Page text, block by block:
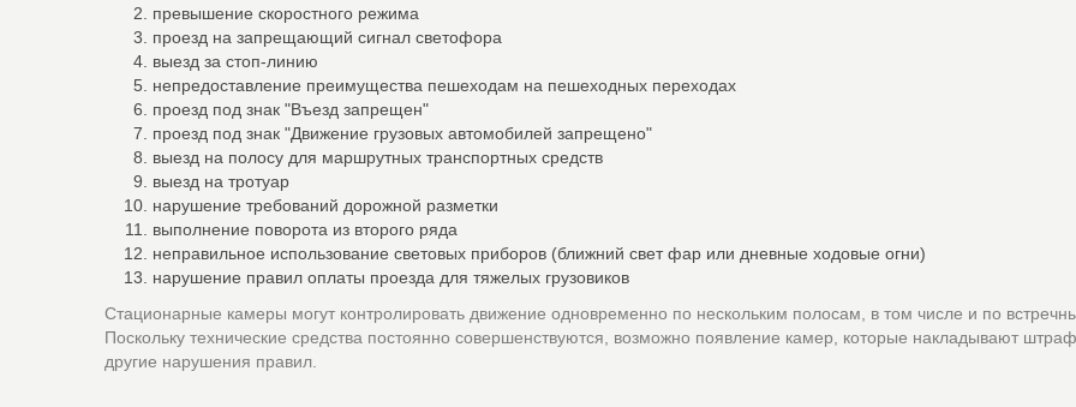
превышение скоростного режима
проезд на запрещающий сигнал светофора
выезд за стоп-линию
непредоставление преимущества пешеходам на пешеходных переходах
проезд под знак "Въезд запрещен"
проезд под знак "Движение грузовых автомобилей запрещено"
выезд на полосу для маршрутных транспортных средств
выезд на тротуар
нарушение требований дорожной разметки
выполнение поворота из второго ряда
неправильное использование световых приборов (ближний свет фар или дневные ходовые огни)
нарушение правил оплаты проезда для тяжелых грузовиков
Стационарные камеры могут контролировать движение одновременно по нескольким полосам, в том числе и по
Поскольку технические средства постоянно совершенствуются, возможно появление камер, которые накладывают
другие нарушения правил.